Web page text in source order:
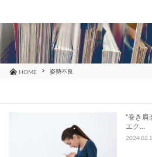
HOME 姿勢不良
“巻き肩
エク…
ブログ
コラム
アクセス